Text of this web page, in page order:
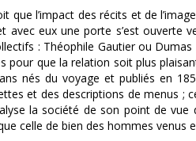
l’impact des récits et de
avec eux une porte s’est ouverte
: Théophile Gautier ou
pour que la relation soit plus
nés du voyage et publiés en
et des descriptions de menus
la société de son point de
celle de bien des hommes venus